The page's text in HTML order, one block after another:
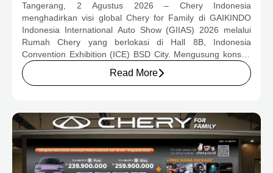
LENGKAP DAN PROGRAM APRESIASI
KONSUMEN BERNILAI HAMPIR RP1
MILIAR
Tangerang, 2 Agustus 2026 – Chery Indonesia
menghadirkan visi global Chery for Family di GAIKINDO
Indonesia International Auto Show (GIIAS) 2026 melalui
Rumah Chery yang berlokasi di Hall 8B, Indonesia
Convention Exhibition (ICE) BSD City. Mengusung konsep
rumah yang hangat dan inklusif, Chery menghadirkan
pengalaman menyeluruh bagi keluarga Indonesia melalui
program apresiasi untuk konsumen.
Read More